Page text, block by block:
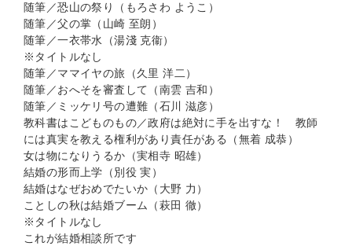
随筆／恐山の祭り（もろさわ ようこ）
随筆／父の掌（山崎 至朗）
随筆／一衣帯水（湯淺 克衞）
※タイトルなし
随筆／ママイヤの旅（久里 洋二）
随筆／おへそを審査して（南雲 吉和）
随筆／ミッケリ号の遭難（石川 滋彦）
教科書はこどものもの／政府は絶対に手を出すな！ 教師
には真実を教える権利があり責任がある（無着 成恭）
女は物になりうるか（実相寺 昭雄）
結婚の形而上学（別役 実）
結婚はなぜおめでたいか（大野 力）
ことしの秋は結婚ブーム（萩田 徹）
※タイトルなし
これが結婚相談所です